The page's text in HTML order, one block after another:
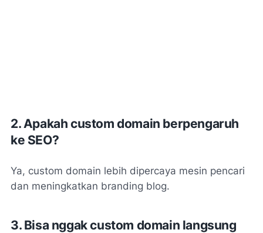
2. Apakah custom domain berpengaruh
ke SEO?
Ya, custom domain lebih dipercaya mesin pencari
dan meningkatkan branding blog.
3. Bisa nggak custom domain langsung